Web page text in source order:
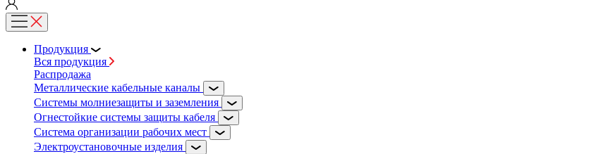
Продукция
Вся продукция
Распродажа
Металлические кабельные каналы
Системы молниезащиты и заземления
Огнестойкие системы защиты кабеля
Система организации рабочих мест
Электроустановочные изделия